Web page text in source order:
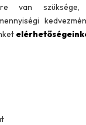
y
í
van